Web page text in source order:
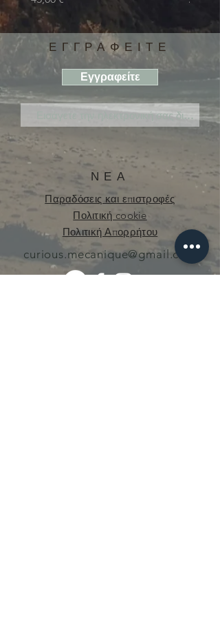
ΕΓΓΡΑΦΕΙΤΕ
Εγγραφείτε
ΝΕΑ
Παραδόσεις και επιστροφές
Πολιτική cookie
Πολιτική Απορρήτου
curious.mecanique@gmail.com